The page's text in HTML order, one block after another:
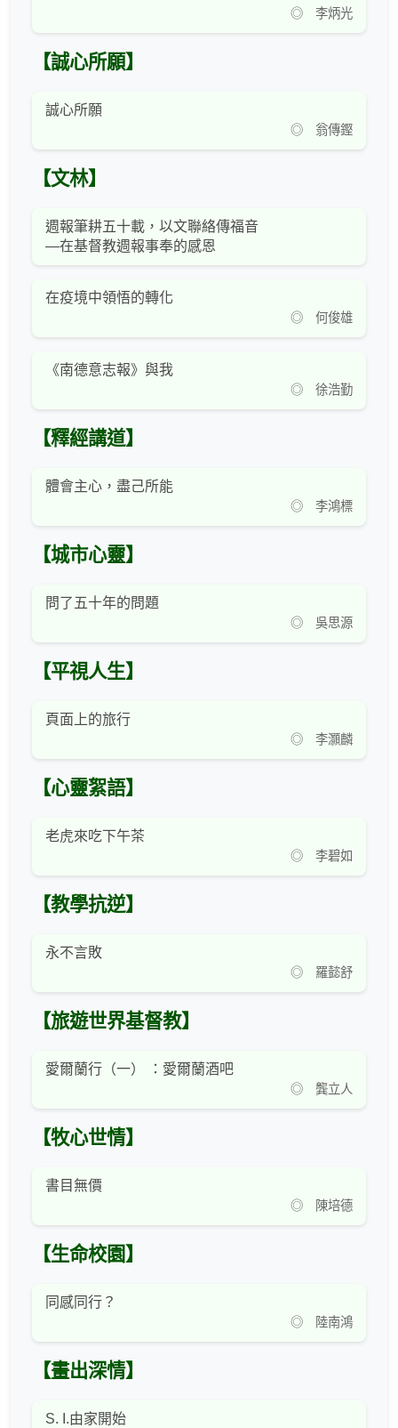
◎ 李炳光
【誠心所願】
誠心所願
◎ 翁傳鏗
【文林】
週報筆耕五十載，以文聯絡傳福音
—在基督教週報事奉的感恩
在疫境中領悟的轉化
◎ 何俊雄
《南德意志報》與我
◎ 徐浩勤
【釋經講道】
體會主心，盡己所能
◎ 李鴻標
【城市心靈】
問了五十年的問題
◎ 吳思源
【平視人生】
頁面上的旅行
◎ 李灝麟
【心靈絮語】
老虎來吃下午茶
◎ 李碧如
【教學抗逆】
永不言敗
◎ 羅懿舒
【旅遊世界基督教】
愛爾蘭行（一） ：愛爾蘭酒吧
◎ 龔立人
【牧心世情】
書目無價
◎ 陳培德
【生命校園】
同感同行？
◎ 陸南鴻
【畫出深情】
S. I.由家開始